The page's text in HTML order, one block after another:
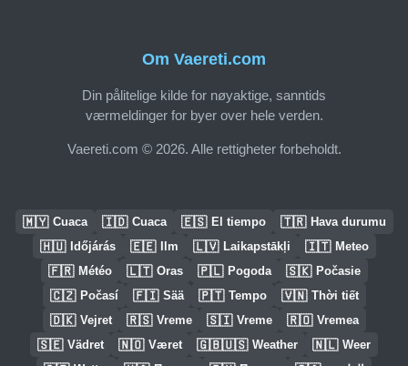
Om Vaereti.com
Din pålitelige kilde for nøyaktige, sanntids
værmeldinger for byer over hele verden.
Vaereti.com © 2026. Alle rettigheter forbeholdt.
🇲🇾 Cuaca 🇮🇩 Cuaca 🇪🇸 El tiempo 🇹🇷 Hava durumu
🇭🇺 Időjárás 🇪🇪 Ilm 🇱🇻 Laikapstākļi 🇮🇹 Meteo
🇫🇷 Météo 🇱🇹 Oras 🇵🇱 Pogoda 🇸🇰 Počasie
🇨🇿 Počasí 🇫🇮 Sää 🇵🇹 Tempo 🇻🇳 Thời tiết
🇩🇰 Vejret 🇷🇸 Vreme 🇸🇮 Vreme 🇷🇴 Vremea
🇸🇪 Vädret 🇳🇴 Været 🇬🇧🇺🇸 Weather 🇳🇱 Weer